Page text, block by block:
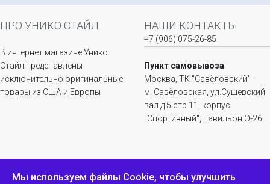
ПРО УНИКО СТАЙЛ
В интернет магазине Унико
Стайл представлены
исключительно оригинальные
товары из США и Европы
НАШИ КОНТАКТЫ
+7 (906) 075-26-85
Пункт самовывоза
Москва, ТК "Савёловский" -
м. Савёловская, ул.Сущевский
вал д.5 стр.11, корпус
"Спортивный", павильон О-26.
ИНФОРМАЦИЯ ОБРАТНАЯ СВЯЗЬ
Мы используем файлы Сookie, чтобы улучшить